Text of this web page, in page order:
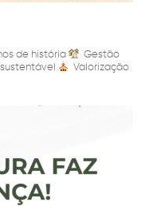
de história
Gestão
Valorização